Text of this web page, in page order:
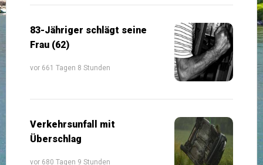
83-Jähriger schlägt seine
Frau (62)
vor 661 Tagen 8 Stunden
Verkehrsunfall mit
Überschlag
vor 680 Tagen 9 Stunden